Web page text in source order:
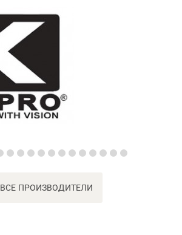
ВСЕ ПРОИЗВОДИТЕЛИ